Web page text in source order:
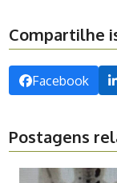
Compartilhe
Facebook
Postagens